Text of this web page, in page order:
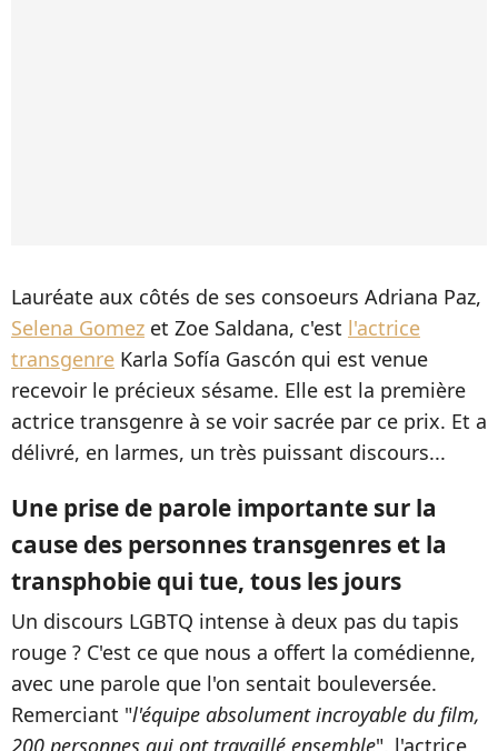
Lauréate aux côtés de ses consoeurs Adriana Paz,
Selena Gomez et Zoe Saldana, c'est l'actrice
transgenre Karla Sofía Gascón qui est venue
recevoir le précieux sésame. Elle est la première
actrice transgenre à se voir sacrée par ce prix. Et a
délivré, en larmes, un très puissant discours...
Une prise de parole importante sur la
cause des personnes transgenres et la
transphobie qui tue, tous les jours
Un discours LGBTQ intense à deux pas du tapis
rouge ? C'est ce que nous a offert la comédienne,
avec une parole que l'on sentait bouleversée.
Remerciant "l'équipe absolument incroyable du film,
200 personnes qui ont travaillé ensemble", l'actrice